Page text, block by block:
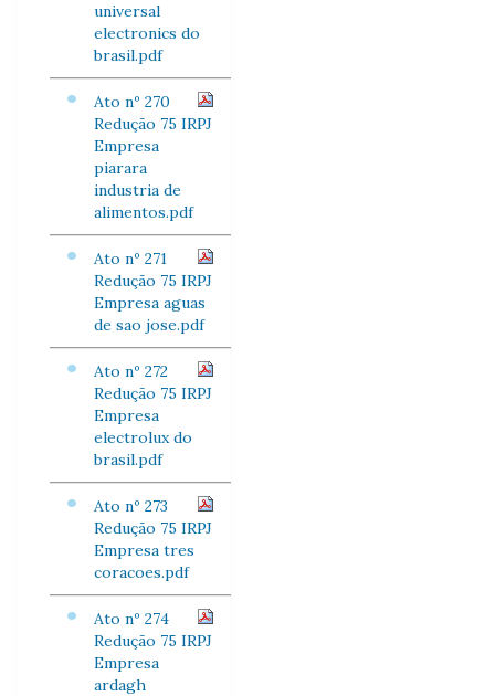
universal
electronics do
brasil.pdf
Ato nº 270
Redução 75 IRPJ
Empresa
piarara
industria de
alimentos.pdf
Ato nº 271
Redução 75 IRPJ
Empresa aguas
de sao jose.pdf
Ato nº 272
Redução 75 IRPJ
Empresa
electrolux do
brasil.pdf
Ato nº 273
Redução 75 IRPJ
Empresa tres
coracoes.pdf
Ato nº 274
Redução 75 IRPJ
Empresa
ardagh